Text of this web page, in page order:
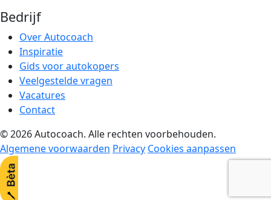
Bedrijf
Over Autocoach
Inspiratie
Gids voor autokopers
Veelgestelde vragen
Vacatures
Contact
© 2026 Autocoach. Alle rechten voorbehouden.
Algemene voorwaarden Privacy Cookies aanpassen